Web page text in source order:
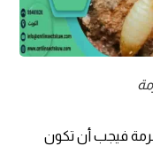
فيجب أن تكون